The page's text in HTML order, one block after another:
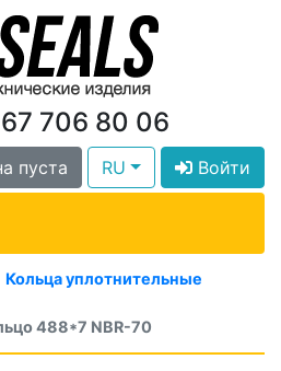
706 80 06
пуста RU Войти
Кольца уплотнительные
488*7 NBR-70